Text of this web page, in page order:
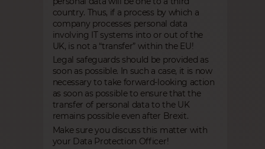
country. Thus, if a process by which a
company processes personal data
involving IT systems into or out of the
UK, is not a “transfer” within the EU!
Legal safeguards should be provided as
soon as possible. In such a case, it is now
necessary to take forward-looking action
as soon as possible to ensure that the
transfer of personal data to the UK
remains possible even after Brexit.
Make sure you discuss this matter with
your Data Protection Officer!